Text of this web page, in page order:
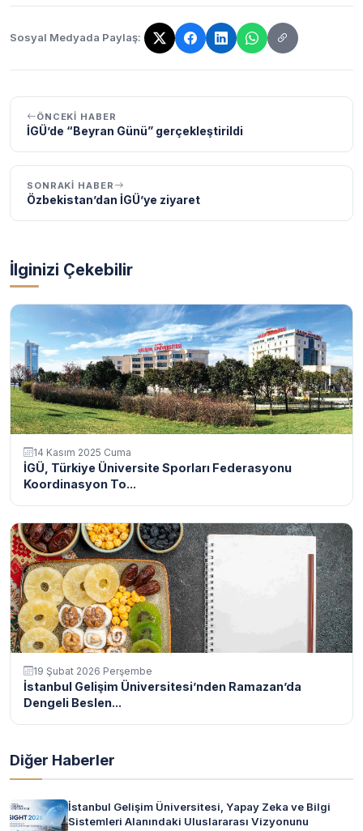
Sosyal Medyada Paylaş:
Bağlantı kopyalandı!
ÖNCEKI HABER
İGÜ’de “Beyran Günü” gerçekleştirildi
SONRAKI HABER
Özbekistan’dan İGÜ’ye ziyaret
İlginizi Çekebilir
14 Kasım 2025 Cuma
İGÜ, Türkiye Üniversite Sporları Federasyonu
Koordinasyon To...
19 Şubat 2026 Perşembe
İstanbul Gelişim Üniversitesi’nden Ramazan’da
Dengeli Beslen...
Diğer Haberler
İstanbul Gelişim Üniversitesi, Yapay Zeka ve Bilgi
Sistemleri Alanındaki Uluslararası Vizyonunu